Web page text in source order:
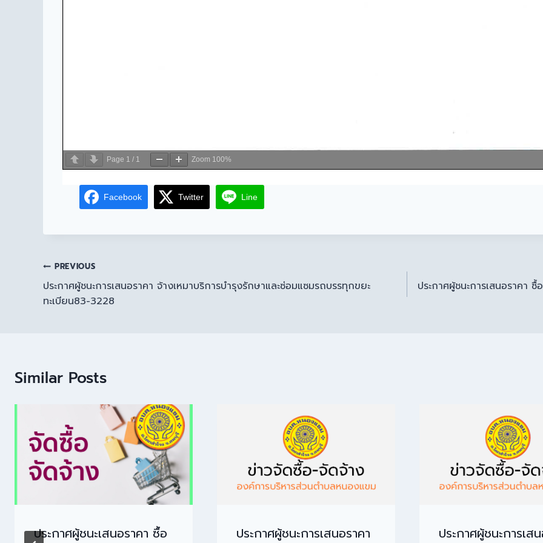
Page 1 / 1 Zoom 100%
Facebook Twitter Line
PREVIOUS
ประกาศผู้ชนะการเสนอราคา จ้างเหมาบริการบำรุงรักษาและซ่อมแซมรถบรรทุกขยะ
ทะเบียน83-3228
ประกาศผู้ชนะการเสนอราคา
Similar Posts
ประกาศผู้ชนะเสนอราคา ซื้อ
ประกาศผู้ชนะการเสนอราคา
ประกาศผู้ชนะการเส